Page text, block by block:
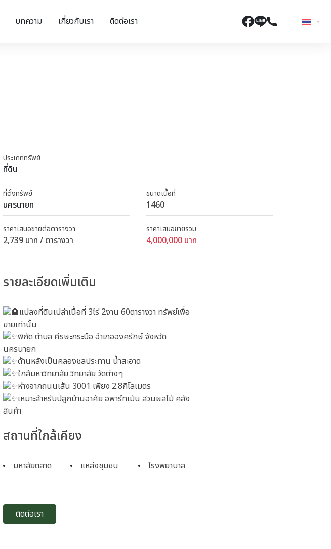
บทความ เกี่ยวกับเรา ติดต่อเรา
ประเภททรัพย์
ที่ดิน
ที่ตั้งทรัพย์
นครนายก
ขนาดเนื้อที่
1460
ราคาเสนอขายต่อตารางวา
2,739 บาท / ตารางวา
ราคาเสนอขายรวม
4,000,000 บาท
รายละเอียดเพิ่มเติม
แปลงที่ดินเปล่าเนื้อที่ 3ไร่ 2งาน 60ตารางวา ทรัพย์เพื่อ
ขายเท่านั้น
พิกัด ตำบล ศีรษะกระบือ อำเภอองครักษ์ จังหวัด
นครนายก
ด้านหลังเป็นคลองชลประทาน น้ำสะอาด
ใกล้มหาวิทยาลัย วิทยาลัย วัดต่างๆ
ห่างจากถนนเส้น 3001 เพียง 2.8กิโลเมตร
เหมาะสำหรับปลูกบ้านอาศัย อพาร์ทเม้น สวนผลไม้ คลัง
สินค้า
สถานที่ใกล้เคียง
มหาลัยตลาด แหล่งชุมชน โรงพยาบาล
ติดต่อเรา